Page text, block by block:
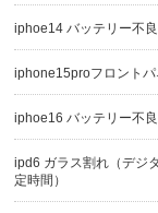
iphoe14 バッテリー不
iphone15proフロントパ
iphoe16 バッテリー不良
ipd6 ガラス割れ（デジ
定時間）